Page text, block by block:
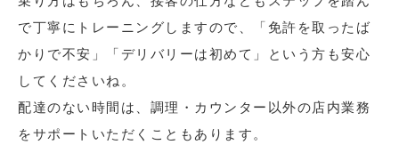
で丁寧にトレーニングしますので、「免許を取ったば
かりで不安」「デリバリーは初めて」という方も安心
してくださいね。
配達のない時間は、調理・カウンター以外の店内業務
をサポートいただくこともあります。